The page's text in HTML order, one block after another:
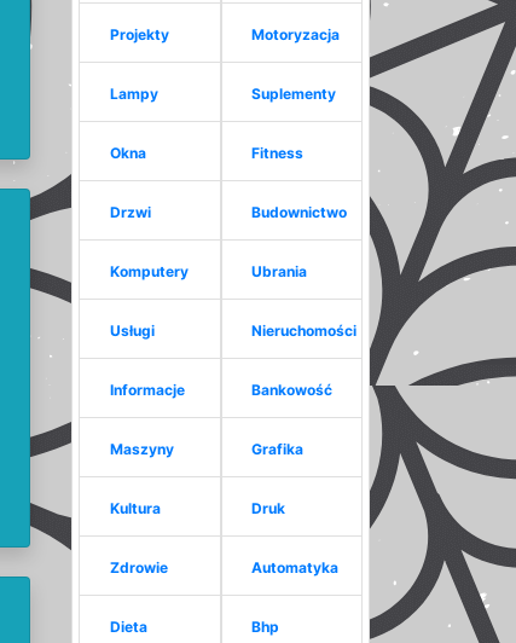
Projekty
Lampy
Okna
Drzwi
Komputery
Usługi
Informacje
Maszyny
Kultura
Zdrowie
Dieta
Motoryzacja
Suplementy
Fitness
Budownictwo
Ubrania
Nieruchomości
Bankowość
Grafika
Druk
Automatyka
Bhp